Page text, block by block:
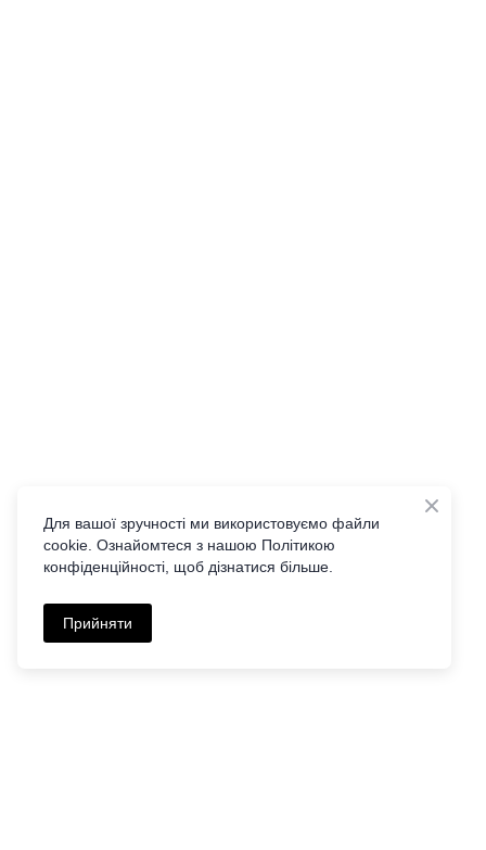
Для вашої зручності ми використовуємо файли
cookie. Ознайомтеся з нашою Політикою
конфіденційності, щоб дізнатися більше.
Прийняти